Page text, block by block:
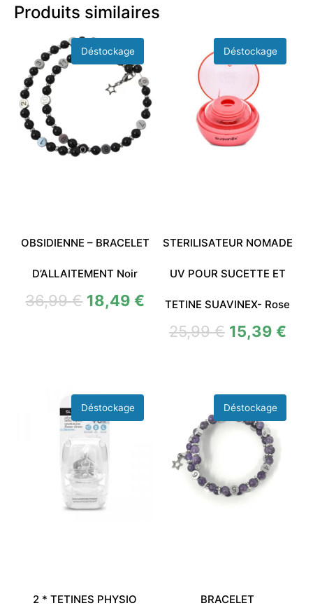
Produits similaires
OBSIDIENNE – BRACELET
D’ALLAITEMENT Noir
36,99€ 18,49€
STERILISATEUR NOMADE
UV POUR SUCETTE ET
TETINE SUAVINEX- Rose
25,99€ 15,39 €
2 * TETINES PHYSIO BRACELET